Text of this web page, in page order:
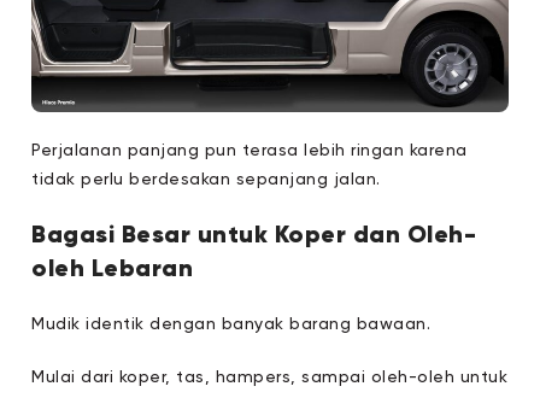
Perjalanan panjang pun terasa lebih ringan karena
tidak perlu berdesakan sepanjang jalan.
Bagasi Besar untuk Koper dan Oleh-
oleh Lebaran
Mudik identik dengan banyak barang bawaan.
Mulai dari koper, tas, hampers, sampai oleh-oleh untuk